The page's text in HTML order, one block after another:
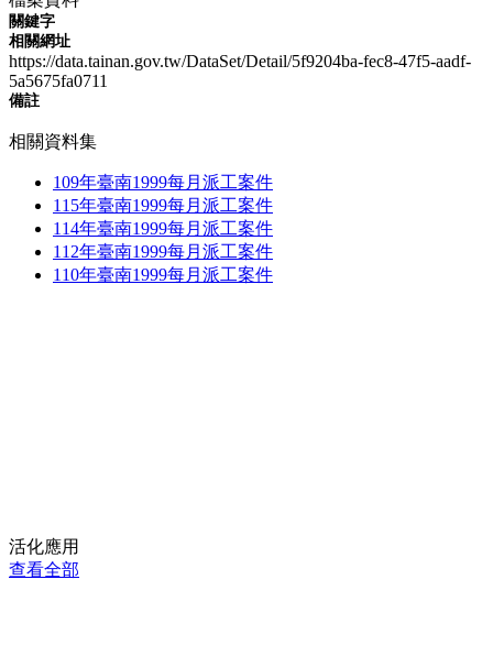
關鍵字
相關網址
https://data.tainan.gov.tw/DataSet/Detail/5f9204ba-fec8-47f5-aadf-
5a5675fa0711
備註
相關資料集
109年臺南1999每月派工案件
115年臺南1999每月派工案件
114年臺南1999每月派工案件
112年臺南1999每月派工案件
110年臺南1999每月派工案件
活化應用
查看全部